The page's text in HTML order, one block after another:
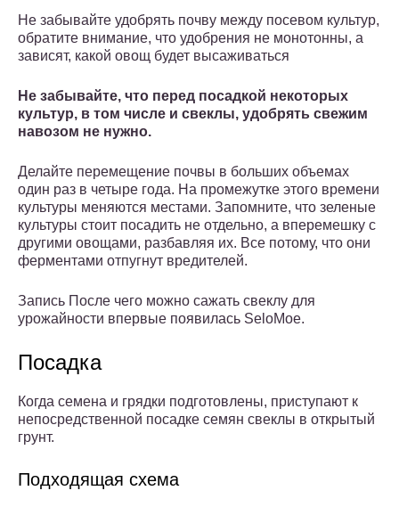
Не забывайте удобрять почву между посевом культур,
обратите внимание, что удобрения не монотонны, а
зависят, какой овощ будет высаживаться
Не забывайте, что перед посадкой некоторых
культур, в том числе и свеклы, удобрять свежим
навозом не нужно.
Делайте перемещение почвы в больших объемах
один раз в четыре года. На промежутке этого времени
культуры меняются местами. Запомните, что зеленые
культуры стоит посадить не отдельно, а вперемешку с
другими овощами, разбавляя их. Все потому, что они
ферментами отпугнут вредителей.
Запись После чего можно сажать свеклу для
урожайности впервые появилась SeloMoe.
Посадка
Когда семена и грядки подготовлены, приступают к
непосредственной посадке семян свеклы в открытый
грунт.
Подходящая схема